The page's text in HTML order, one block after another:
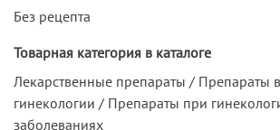
Без рецепта
Товарная категория в каталоге
Лекарственные препараты / Препараты
гинекологии / Препараты при
заболеваниях